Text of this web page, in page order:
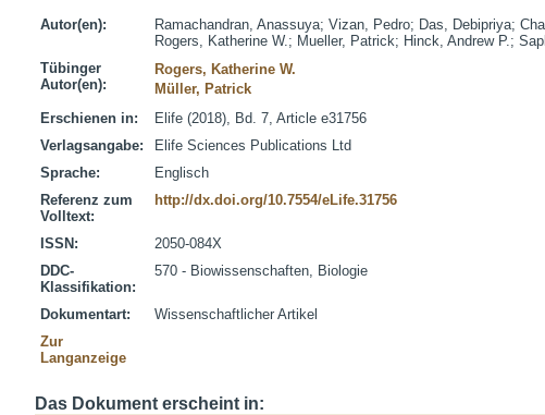
Autor(en): Ramachandran, Anassuya; Vizan, Pedro; Das, Debipriya;
Rogers, Katherine W.; Mueller, Patrick; Hinck, Andrew P.;
Tübinger
Autor(en):
Rogers, Katherine W.
Müller, Patrick
Erschienen in:
Elife (2018), Bd. 7, Article e31756
Verlagsangabe:
Elife Sciences Publications Ltd
Sprache:
Englisch
Referenz zum
Volltext:
http://dx.doi.org/10.7554/eLife.31756
ISSN:
2050-084X
DDC-
Klassifikation:
570 - Biowissenschaften, Biologie
Dokumentart:
Wissenschaftlicher Artikel
Zur
Langanzeige
Das Dokument erscheint in: